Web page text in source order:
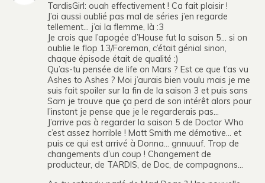
TardisGirl: ouah effectivement ! Ca fait plaisir !
J’ai aussi oublié pas mal de séries j’en regarde
tellement… j’ai la flemme, là :3
Je crois que l’apogée d’House fut la saison 5… si on
oublie le flop 13/Foreman, c’était génial sinon,
chaque épisode était de qualité :)
Qu’as-tu pensée de life on Mars ? Est ce que t’as vu
Ashes to Ashes ? Moi j’aurais bien voulu mais je me
suis fait spoiler sur la fin de la saison 3 et puis sans
Sam je trouve que ça perd de son intérêt alors pour
l’instant je pense que je le regarderais pas…
J’arrive pas à regarder la saison 5 de Doctor Who
c’est assez horrible ! Matt Smith me démotive… et
puis ce qui est arrivé à Donna… gnnuuuf. Trop de
changements d’un coup ! Changement de
producteur, de TARDIS, de Doc, de compagnons…